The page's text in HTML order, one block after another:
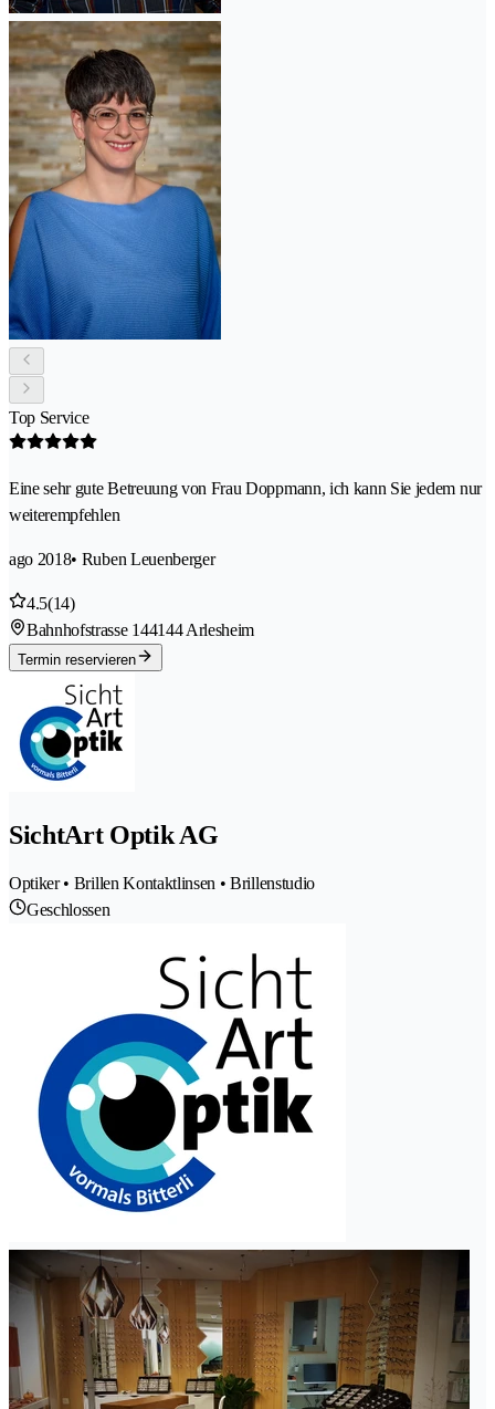
Top Service
Eine sehr gute Betreuung von Frau Doppmann, ich kann Sie jedem nur
weiterempfehlen
ago 2018• Ruben Leuenberger
4.5(14)
Bahnhofstrasse 144144 Arlesheim
Termin reservieren
SichtArt Optik AG
Optiker • Brillen Kontaktlinsen • Brillenstudio
Geschlossen